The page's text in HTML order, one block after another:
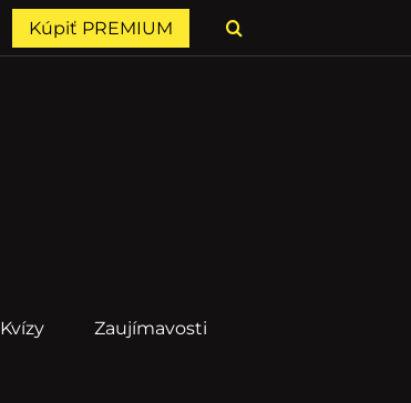
Kúpiť PREMIUM
Kvízy Zaujímavosti